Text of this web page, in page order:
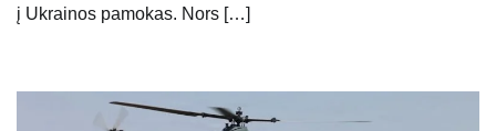
į Ukrainos pamokas. Nors […]